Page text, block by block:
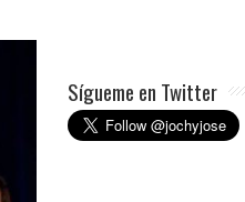
Sígueme en Twitter